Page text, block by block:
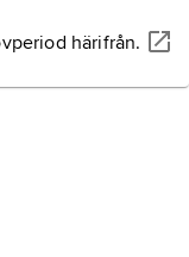
härifrån.